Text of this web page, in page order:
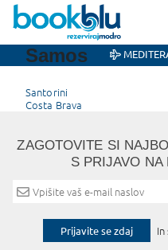
Samos
Post
navigation
Santorini
Costa Brava
ZAGOTOVITE SI
S PRIJAVO NA
Prijavite se zdaj In